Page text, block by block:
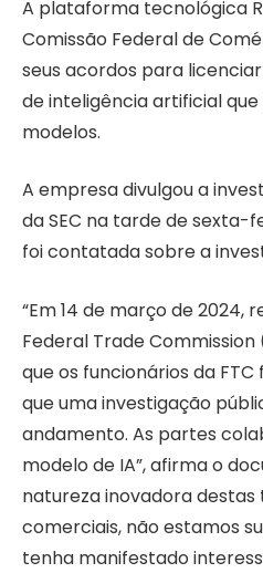
A plataforma tecnológica
Comissão Federal de
seus acordos para
de inteligência artificial
modelos.
A empresa divulgou a
da SEC na tarde de sexta-
foi contatada sobre a
“Em 14 de março de
Federal Trade
que os funcionários da
que uma investigação
andamento. As partes
modelo de IA”, afirma o
natureza inovadora
comerciais, não estamos
tenha manifestado